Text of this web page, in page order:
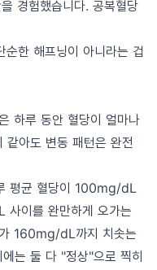
경험했습니다. 공복혈당
한 해프닝이 아니라는 겁
루 동안 혈당이 얼마나
같아도 변동 패턴은 완전
평균 혈당이 100mg/dL
이를 완만하게 오가는
160mg/dL까지 치솟는
는 둘 다 "정상"으로 찍히